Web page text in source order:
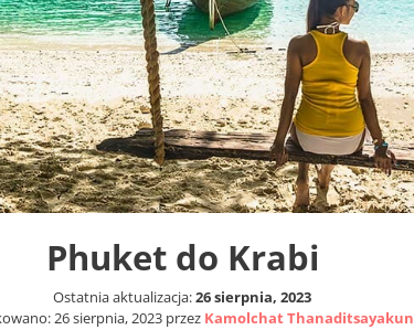
Phuket do Krabi
Ostatnia aktualizacja:26 sierpnia, 2023
26 sierpnia, 2023 przez Kamolchat Thanaditsayakun